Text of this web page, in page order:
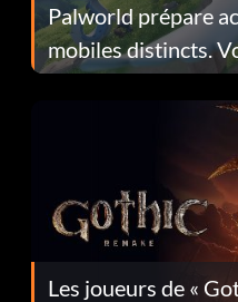
Palworld prépare
mobiles distincts.
Les joueurs de «